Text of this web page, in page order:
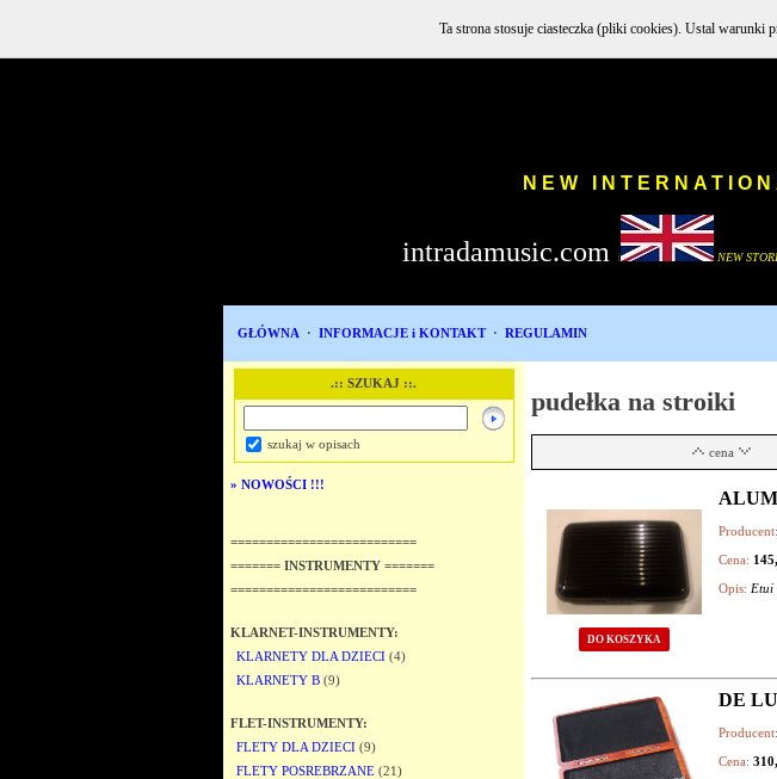
NEW
intradamusic.com i NEW
GŁÓWNA · INFORMACJE i KONTAKT · REGULAMIN
.:: SZUKAJ ::.
szukaj w opisach
» NOWOŚCI !!!
==========================
======= INSTRUMENTY =======
==========================
KLARNET-INSTRUMENTY:
KLARNETY DLA DZIECI (4)
KLARNETY B (9)
FLET-INSTRUMENTY:
FLETY DLA DZIECI (9)
FLETY POSREBRZANE (21)
pudełka na stroiki
cena
DO KOSZYKA
Producent:
Cena:
Opis: Etui
DE
Producent:
Cena:
Ta strona stosuje ciasteczka (pliki cookies). Ustal warunki